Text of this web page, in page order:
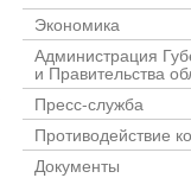
Экономика
Администрация
и Правительства
Пресс-служба
Противодействие
Документы